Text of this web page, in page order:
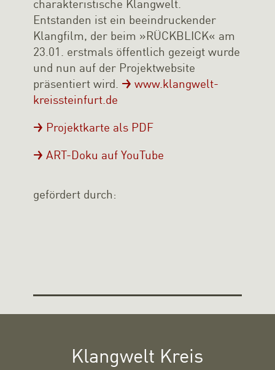
charakteristische Klangwelt.
Entstanden ist ein beeindruckender
Klangfilm, der beim »RÜCKBLICK« am
23.01. erstmals öffentlich gezeigt wurde
und nun auf der Projektwebsite
präsentiert wird.
www.klangwelt-
kreissteinfurt.de
Projektkarte als PDF
ART-Doku auf YouTube
gefördert durch:
Klangwelt Kreis